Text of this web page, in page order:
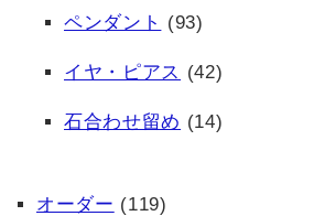
ペンダント (93)
イヤ・ピアス (42)
石合わせ留め (14)
オーダー (119)